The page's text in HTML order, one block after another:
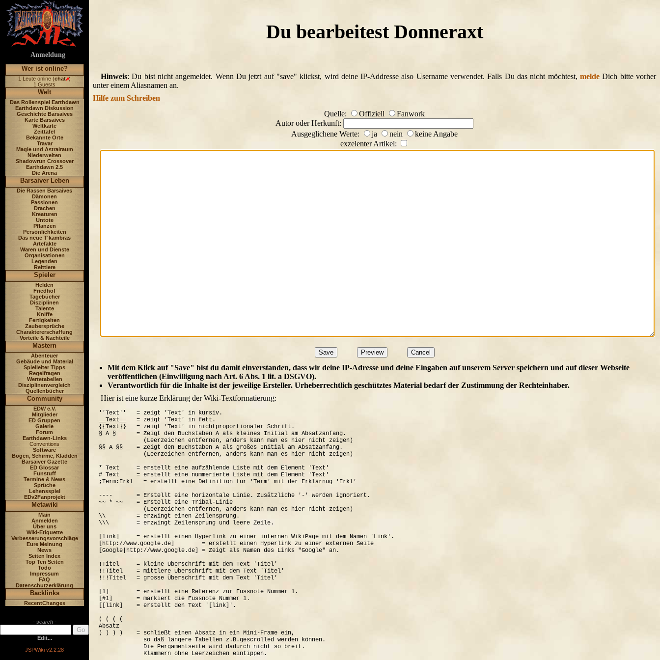
Anmeldung
Wer ist online?
1 Leute online (chat )
1 Guests
Welt
Das Rollenspiel Earthdawn
Earthdawn Diskussion
Geschichte Barsaives
Karte Barsaives
Weltkarte
Zeittafel
Bekannte Orte
Travar
Magie und Astralraum
Niederwelten
Shadowrun Crossover
Earthdawn 2.5
Die Arena
Barsaiver Leben
Die Rassen Barsaives
Dämonen
Passionen
Drachen
Kreaturen
Untote
Pflanzen
Persönlichkeiten
Das neue T'kambras
Artefakte
Waren und Dienste
Organisationen
Legenden
Reittiere
Spieler
Helden
Friedhof
Tagebücher
Disziplinen
Talente
Kniffe
Fertigkeiten
Zaubersprüche
Charaktererschaffung
Vorteile & Nachteile
Mastern
Abenteuer
Gebäude und Material
Spielleiter Tipps
Regelfragen
Wertetabellen
Disziplinenvergleich
Quellenbücher
Community
EDW e.V.
Mitglieder
ED Gruppen
Galerie
Forum
Earthdawn-Links
Conventions
Software
Bögen, Schirme, Kladden
Barsaiver Gazette
ED Glossar
Funstuff
Termine & News
Sprüche
Lehensspiel
EDv2Fanprojekt
Metawiki
Main
Anmelden
Über uns
Wiki-Etiquette
Verbesserungsvorschläge
Eure Meinung
News
Seiten Index
Top Ten Seiten
Todo
Impressum
FAQ
Datenschutzerklärung
Backlinks
RecentChanges
- search -
Edit...
JSPWiki v2.2.28
Du bearbeitest Donneraxt
Hinweis: Du bist nicht angemeldet. Wenn Du jetzt auf "save" klickst, wird deine IP-Addresse also Username verwendet. Falls Du das nicht möchtest,melde Dich bitte vorher
unter einem Aliasnamen an.
Hilfe zum Schreiben
Quelle:
Offiziell
Fanwork
Autor oder Herkunft:
Ausgeglichene Werte:
ja nein
keine Angabe
exzelenter Artikel:
Mit dem Klick auf "Save" bist du damit einverstanden, dass wir deine IP-Adresse und deine Eingaben auf unserem Server speichern und auf dieser Webseite
veröffentlichen (Einwilligung nach Art. 6 Abs. 1 lit. a DSGVO).
Verantwortlich für die Inhalte ist der jeweilige Ersteller. Urheberrechtlich geschütztes Material bedarf der Zustimmung der Rechteinhaber.
Hier ist eine kurze Erklärung der Wiki-Textformatierung:
''Text''   = zeigt 'Text' in kursiv.
__Text__   = zeigt 'Text' in fett.
{{Text}}   = zeigt 'Text' in nichtproportionaler Schrift.
§ A §      = Zeigt den Buchstaben A als kleines Initial am Absatzanfang.
             (Leerzeichen entfernen, anders kann man es hier nicht zeigen)
§§ A §§    = Zeigt den Buchstaben A als großes Initial am Absatzanfang.
             (Leerzeichen entfernen, anders kann man es hier nicht zeigen)
* Text     = erstellt eine aufzählende Liste mit dem Element 'Text'
# Text     = erstellt eine nummerierte Liste mit dem Element 'Text'
;Term:Erkl   = erstellt eine Definition für 'Term' mit der Erklärnug 'Erkl'
----       = Erstellt eine horizontale Linie. Zusätzliche '-' werden ignoriert.
~~ * ~~    = Erstellt eine Tribal-Linie
             (Leerzeichen entfernen, anders kann man es hier nicht zeigen)
\\         = erzwingt einen Zeilensprung.
\\\        = erzwingt Zeilensprung und leere Zeile.
[link]     = erstellt einen Hyperlink zu einer internen WikiPage mit dem Namen 'Link'.
[http://www.google.de]        = erstellt einen Hyperlink zu einer externen Seite
[Google|http://www.google.de] = Zeigt als Namen des Links "Google" an.
!Titel     = kleine Überschrift mit dem Text 'Titel'
!!Titel    = mittlere Überschrift mit dem Text 'Titel'
!!!Titel   = grosse Überschrift mit dem Text 'Titel'
[1]        = erstellt eine Referenz zur Fussnote Nummer 1.
[#1]       = markiert die Fussnote Nummer 1.
[[link]    = erstellt den Text '[link]'.
( ( ( (
Absatz
) ) ) )    = schließt einen Absatz in ein Mini-Frame ein,
             so daß längere Tabellen z.B.gescrolled werden können.
             Die Pergamentseite wird dadurch nicht so breit.